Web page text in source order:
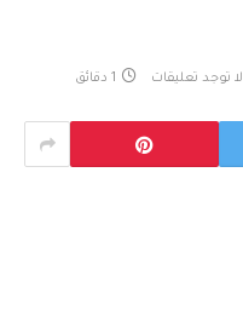
لا توجد تعليقات 1 دقائق